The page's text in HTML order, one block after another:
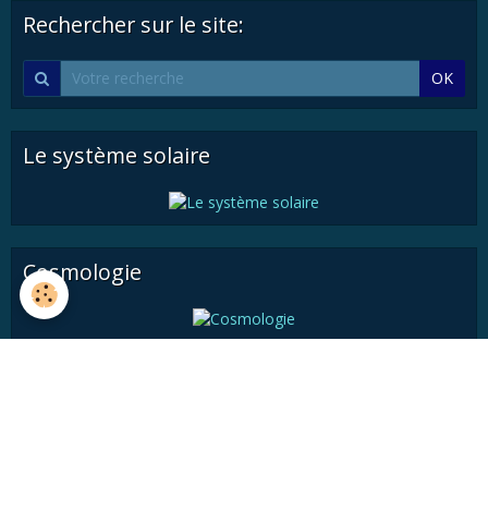
Rechercher sur le site:
OK
Le système solaire
Cosmologie